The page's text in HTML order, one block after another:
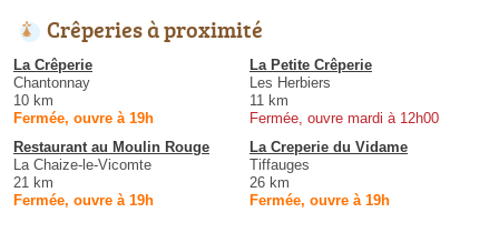
Crêperies à proximité
La Crêperie
Chantonnay
10 km
Fermée, ouvre à 19h
La Petite Crêperie
Les Herbiers
11 km
Fermée, ouvre mardi à 12h00
Restaurant au Moulin Rouge
La Chaize-le-Vicomte
21 km
Fermée, ouvre à 19h
La Creperie du Vidame
Tiffauges
26 km
Fermée, ouvre à 19h